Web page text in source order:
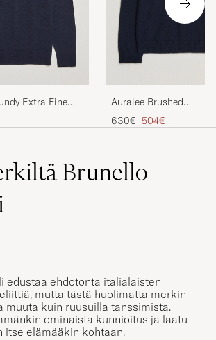
Extra Fine
Midnight
Auralee Brushed
Cashmere/Cotton
Tavallinen hinta
630€ Alennettu hinta
504€
Brunello
edustaa ehdotonta italialaisten
mutta tästä huolimatta merkin
muuta kuin ruusuilla tanssimista.
ominaista kunnioitus ja laatu
itse elämääkin kohtaan.